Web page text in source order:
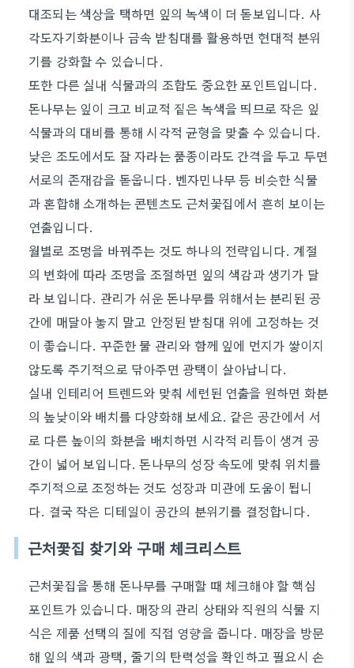
대조되는 색상을 택하면 잎의 녹색이 더 돋보입니다. 사
각도자기화분이나 금속 받침대를 활용하면 현대적 분위
기를 강화할 수 있습니다.
또한 다른 실내 식물과의 조합도 중요한 포인트입니다.
돈나무는 잎이 크고 비교적 짙은 녹색을 띄므로 작은 잎
식물과의 대비를 통해 시각적 균형을 맞출 수 있습니다.
낮은 조도에서도 잘 자라는 품종이라도 간격을 두고 두면
서로의 존재감을 돋웁니다. 벤자민나무 등 비슷한 식물
과 혼합해 소개하는 콘텐츠도 근처꽃집에서 흔히 보이는
연출입니다.
월별로 조명을 바꿔주는 것도 하나의 전략입니다. 계절
의 변화에 따라 조명을 조절하면 잎의 색감과 생기가 달
라 보입니다. 관리가 쉬운 돈나무를 위해서는 분리된 공
간에 매달아 놓지 말고 안정된 받침대 위에 고정하는 것
이 좋습니다. 꾸준한 물 관리와 함께 잎에 먼지가 쌓이지
않도록 주기적으로 닦아주면 광택이 살아납니다.
실내 인테리어 트렌드와 맞춰 세련된 연출을 원하면 화분
의 높낮이와 배치를 다양화해 보세요. 같은 공간에서 서
로 다른 높이의 화분을 배치하면 시각적 리듬이 생겨 공
간이 넓어 보입니다. 돈나무의 성장 속도에 맞춰 위치를
주기적으로 조정하는 것도 성장과 미관에 도움이 됩니
다. 결국 작은 디테일이 공간의 분위기를 결정합니다.
근처꽃집 찾기와 구매 체크리스트
근처꽃집을 통해 돈나무를 구매할 때 체크해야 할 핵심
포인트가 있습니다. 매장의 관리 상태와 직원의 식물 지
식은 제품 선택의 질에 직접 영향을 줍니다. 매장을 방문
해 잎의 색과 광택, 줄기의 탄력성을 확인하고 필요시 손